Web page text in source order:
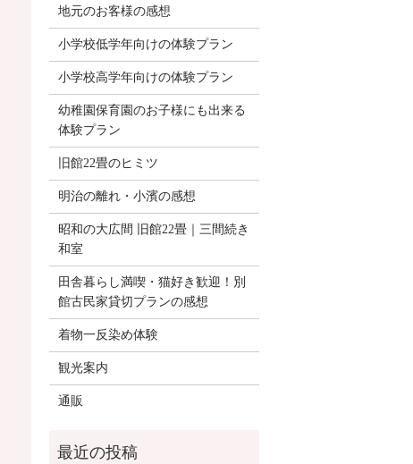
地元のお客様の感想
小学校低学年向けの体験プラン
小学校高学年向けの体験プラン
幼稚園保育園のお子様にも出来る
体験プラン
旧館22畳のヒミツ
明治の離れ・小濱の感想
昭和の大広間 旧館22畳｜三間続き
和室
田舎暮らし満喫・猫好き歓迎！別
館古民家貸切プランの感想
着物一反染め体験
観光案内
通販